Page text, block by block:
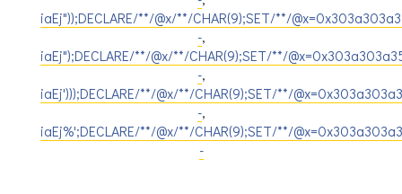
iaEj"));DECLARE/**/@x/**/CHAR(9);SET/**/
-,
iaEj");DECLARE/**/@x/**/CHAR(9);SET/**/
-,
iaEj')));DECLARE/**/@x/**/CHAR(9);SET/**/
-,
iaEj%';DECLARE/**/@x/**/CHAR(9);SET/**/
-